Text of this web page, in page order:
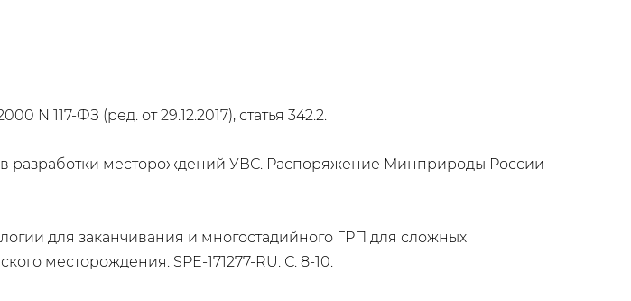
N 117-ФЗ (ред. от 29.12.2017), статья 342.2.
разработки месторождений УВС. Распоряжение Минприроды России
для заканчивания и многостадийного ГРП для сложных
месторождения. SPE-171277-RU. С. 8-10.